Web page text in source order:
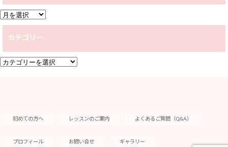
ア
イ
ブ
カテゴリー
カ
初めての方へ レッスンのご案内 よくあるご質問（Q&A）
プロフィール お問い合せ ギャラリー